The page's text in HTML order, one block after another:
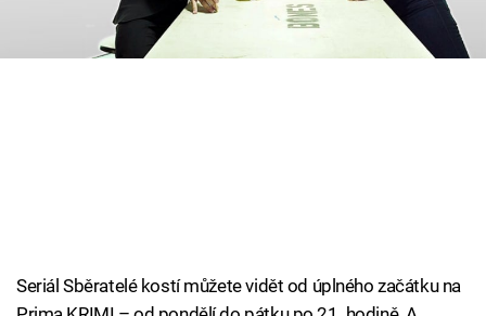
Cool Esport
Seriál Sběratelé kostí můžete vidět od úplného začátku na